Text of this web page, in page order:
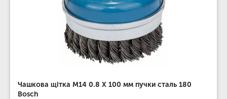
Чашкова щітка M14 0.8 X 100 мм пучки сталь 180
Bosch